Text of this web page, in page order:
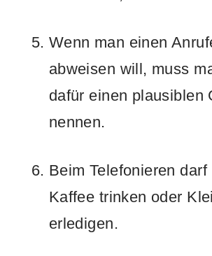
Wenn man einen
abweisen will, muss
dafür einen plausiblen
nennen.
Beim Telefonieren darf
Kaffee trinken oder
erledigen.